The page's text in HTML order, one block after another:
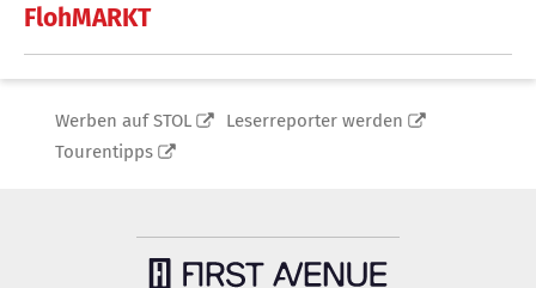
FlohMARKT
Werben auf STOL
Leserreporter werden
Tourentipps